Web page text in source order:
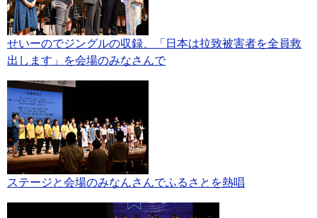
せいーのでジングルの収録、「日本は拉致被害者を全員救
出します」を会場のみなさんで
ステージと会場のみなんさんでふるさとを熱唱